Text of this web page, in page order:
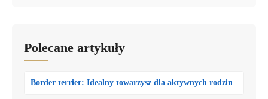
Polecane artykuły
Border terrier: Idealny towarzysz dla aktywnych rodzin